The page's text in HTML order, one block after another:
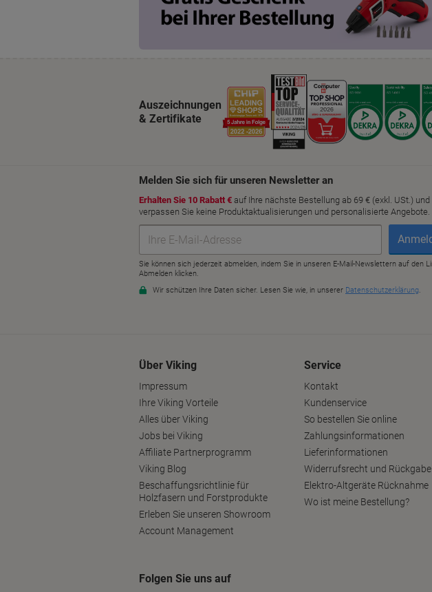
Auszeichnungen
& Zertifikate
Über Viking
Impressum
Ihre Viking Vorteile
Alles über Viking
Jobs bei Viking
Affiliate Partnerprogramm
Viking Blog
Beschaffungsrichtlinie für
Holzfasern und Forstprodukte
Erleben Sie unseren Showroom
Account Management
Service
Kontakt
Kundenservice
So bestellen Sie online
Zahlungsinformationen
Lieferinformationen
Widerrufsrecht und Rückgabe
Elektro-Altgeräte Rücknahme
Wo ist meine Bestellung?
Folgen Sie uns auf